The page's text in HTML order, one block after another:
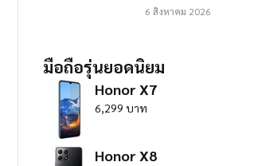
6 สิงหาคม 2026
มือถือรุ่นยอดนิยม
Honor X7
6,299 บาท
Honor X8